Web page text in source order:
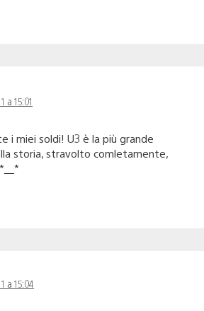
a 15:01
i miei soldi! U3 è la più grande
storia, stravolto comletamente,
a 15:04